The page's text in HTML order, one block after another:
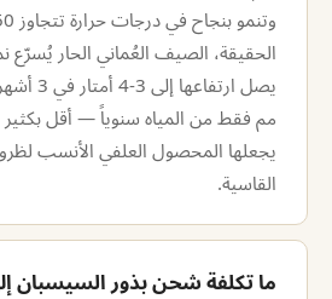
الحقيقة، الصيف العُماني الحار
مم فقط من المياه سنوياً — أقل
يجعلها المحصول العلفي الأنسب
القاسية.
ما تكلفة شحن بذور السيسبان